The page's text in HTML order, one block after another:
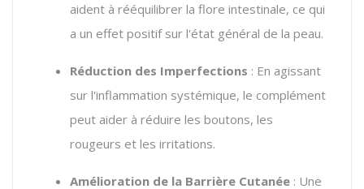
aident à rééquilibrer la flore intestinale, ce qui
a un effet positif sur l'état général de la peau.
Réduction des Imperfections : En agissant
sur l'inflammation systémique, le complément
peut aider à réduire les boutons, les
rougeurs et les irritations.
Amélioration de la Barrière Cutanée : Une